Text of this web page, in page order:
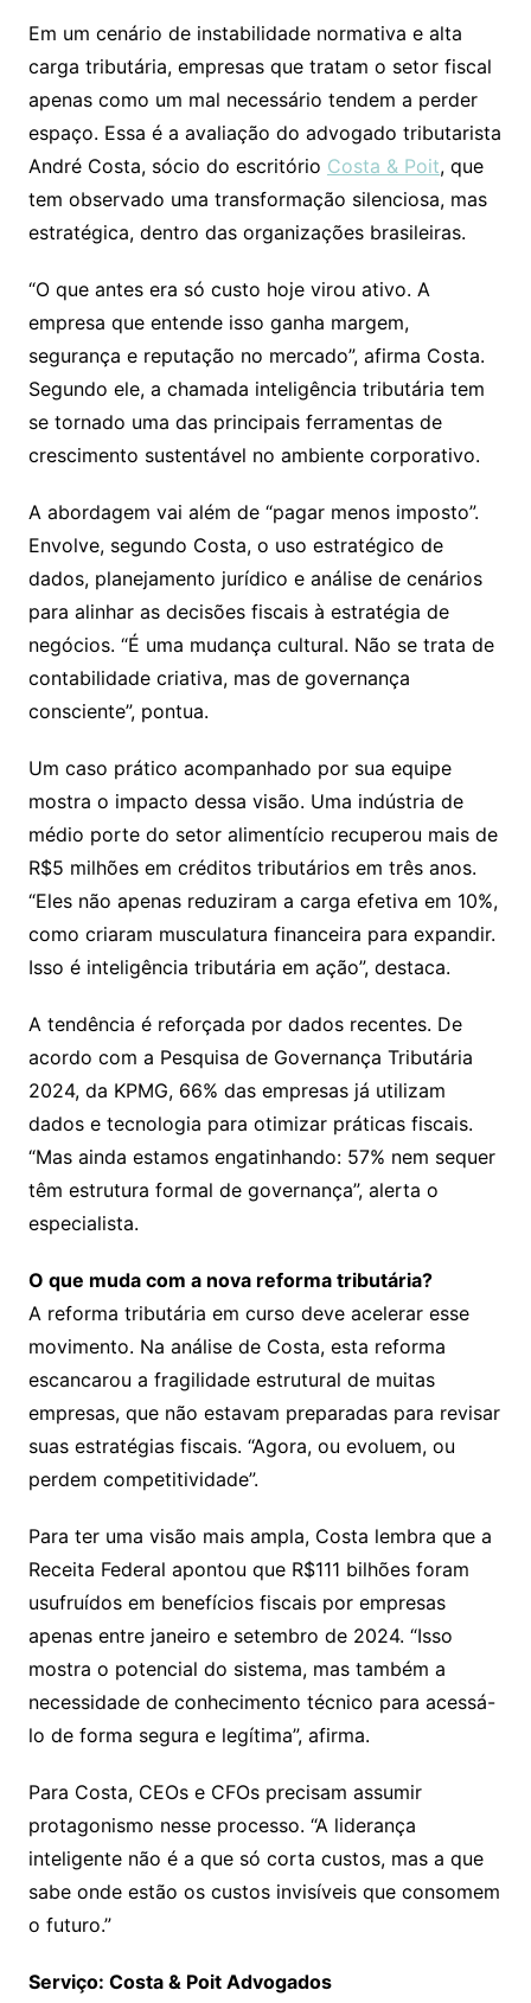
Em um cenário de instabilidade normativa e alta
carga tributária, empresas que tratam o setor fiscal
apenas como um mal necessário tendem a perder
espaço. Essa é a avaliação do advogado tributarista
André Costa, sócio do escritório Costa & Poit, que
tem observado uma transformação silenciosa, mas
estratégica, dentro das organizações brasileiras.
“O que antes era só custo hoje virou ativo. A
empresa que entende isso ganha margem,
segurança e reputação no mercado”, afirma Costa.
Segundo ele, a chamada inteligência tributária tem
se tornado uma das principais ferramentas de
crescimento sustentável no ambiente corporativo.
A abordagem vai além de “pagar menos imposto”.
Envolve, segundo Costa, o uso estratégico de
dados, planejamento jurídico e análise de cenários
para alinhar as decisões fiscais à estratégia de
negócios. “É uma mudança cultural. Não se trata de
contabilidade criativa, mas de governança
consciente”, pontua.
Um caso prático acompanhado por sua equipe
mostra o impacto dessa visão. Uma indústria de
médio porte do setor alimentício recuperou mais de
R$5 milhões em créditos tributários em três anos.
“Eles não apenas reduziram a carga efetiva em 10%,
como criaram musculatura financeira para expandir.
Isso é inteligência tributária em ação”, destaca.
A tendência é reforçada por dados recentes. De
acordo com a Pesquisa de Governança Tributária
2024, da KPMG, 66% das empresas já utilizam
dados e tecnologia para otimizar práticas fiscais.
“Mas ainda estamos engatinhando: 57% nem sequer
têm estrutura formal de governança”, alerta o
especialista.
O que muda com a nova reforma tributária?
A reforma tributária em curso deve acelerar esse
movimento. Na análise de Costa, esta reforma
escancarou a fragilidade estrutural de muitas
empresas, que não estavam preparadas para revisar
suas estratégias fiscais. “Agora, ou evoluem, ou
perdem competitividade”.
Para ter uma visão mais ampla, Costa lembra que a
Receita Federal apontou que R$111 bilhões foram
usufruídos em benefícios fiscais por empresas
apenas entre janeiro e setembro de 2024. “Isso
mostra o potencial do sistema, mas também a
necessidade de conhecimento técnico para acessá-
lo de forma segura e legítima”, afirma.
Para Costa, CEOs e CFOs precisam assumir
protagonismo nesse processo. “A liderança
inteligente não é a que só corta custos, mas a que
sabe onde estão os custos invisíveis que consomem
o futuro.”
Serviço: Costa & Poit Advogados